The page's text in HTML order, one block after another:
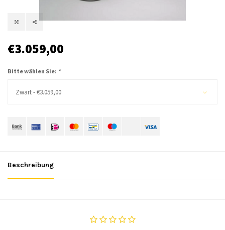
€3.059,00
Bitte wählen Sie: *
Zwart - €3.059,00
Beschreibung